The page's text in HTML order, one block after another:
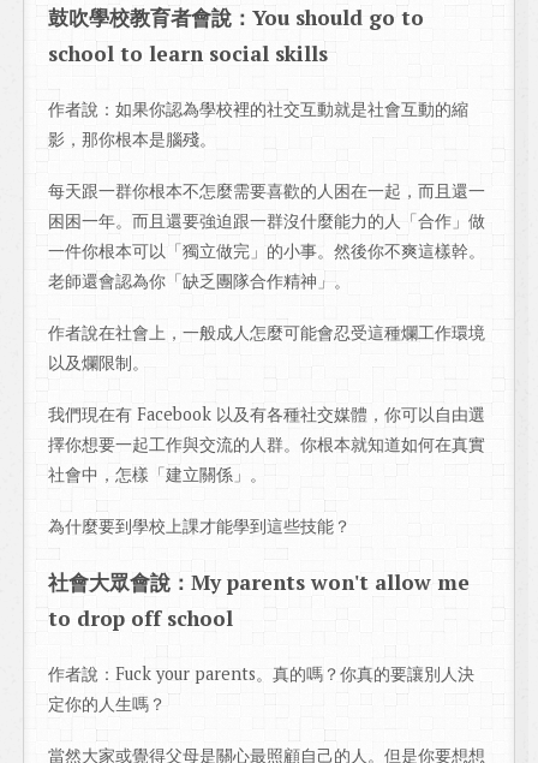
鼓吹學校教育者會說：You should go to
school to learn social skills
作者說：如果你認為學校裡的社交互動就是社會互動的縮
影，那你根本是腦殘。
每天跟一群你根本不怎麼需要喜歡的人困在一起，而且還一
困困一年。而且還要強迫跟一群沒什麼能力的人「合作」做
一件你根本可以「獨立做完」的小事。然後你不爽這樣幹。
老師還會認為你「缺乏團隊合作精神」。
作者說在社會上，一般成人怎麼可能會忍受這種爛工作環境
以及爛限制。
我們現在有 Facebook 以及有各種社交媒體，你可以自由選
擇你想要一起工作與交流的人群。你根本就知道如何在真實
社會中，怎樣「建立關係」。
為什麼要到學校上課才能學到這些技能？
社會大眾會說：My parents won't allow me
to drop off school
作者說：Fuck your parents。真的嗎？你真的要讓別人決
定你的人生嗎？
當然大家或覺得父母是關心最照顧自己的人。但是你要想想